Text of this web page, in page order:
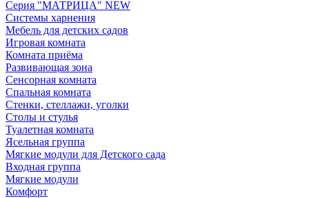
Серия "МАТРИЦА" NEW
Системы харнения
Мебель для детских садов
Игровая комната
Комната приёма
Развивающая зона
Сенсорная комната
Спальная комната
Стенки, стеллажи, уголки
Столы и стулья
Туалетная комната
Ясельная группа
Мягкие модули для Детского сада
Входная группа
Мягкие модули
Комфорт